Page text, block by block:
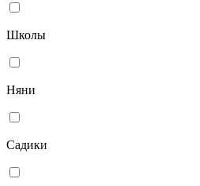
Школы
Няни
Садики